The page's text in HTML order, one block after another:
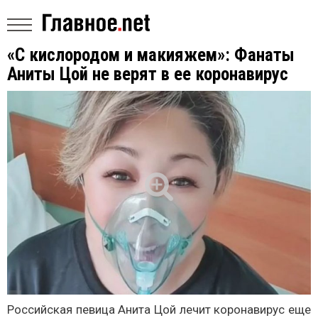
«С кислородом и макияжем»: Фанаты
Аниты Цой не верят в ее коронавирус
Российская певица Анита Цой лечит коронавирус еще